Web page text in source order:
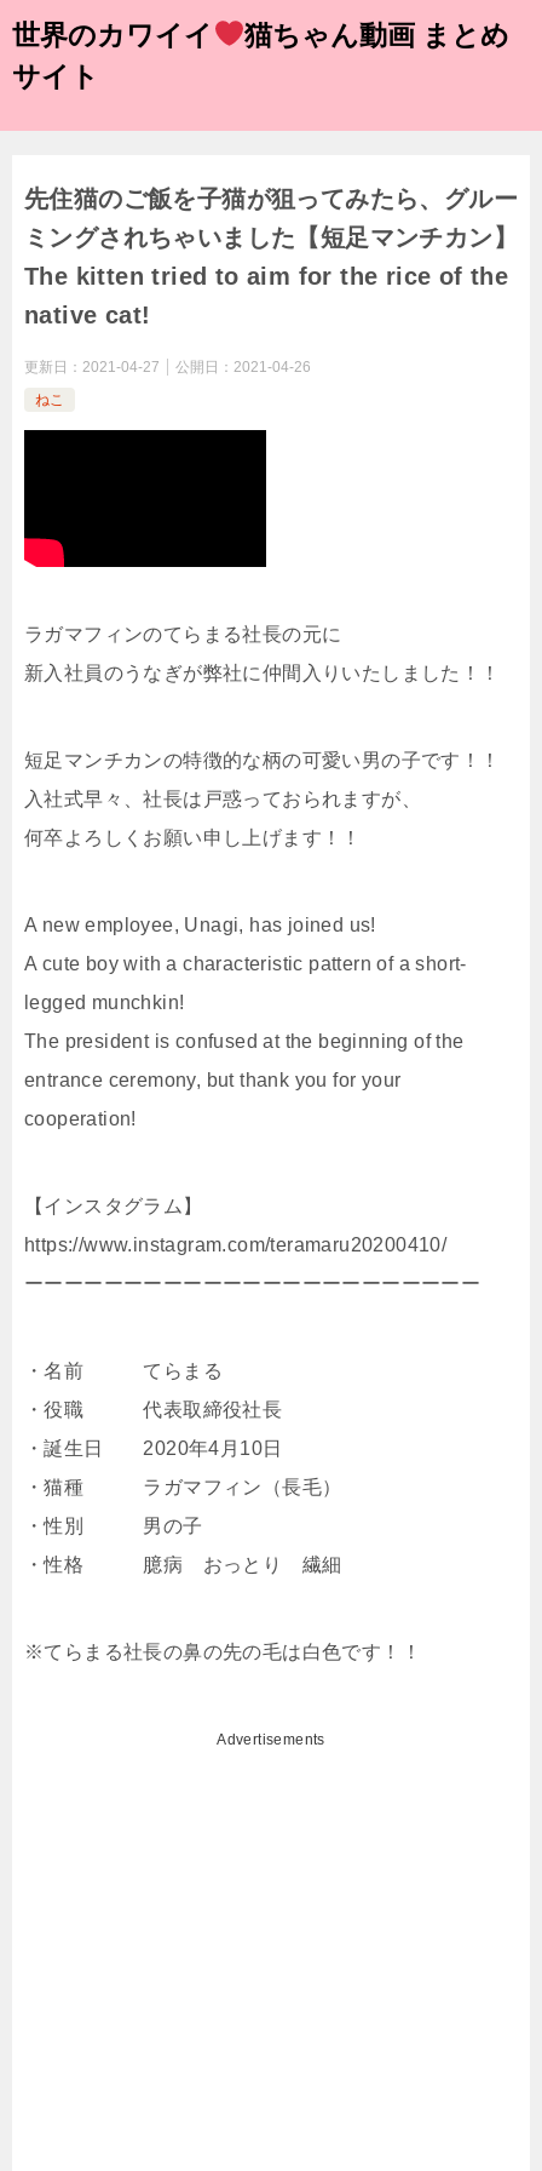
世界のカワイイ
猫ちゃん動画 まとめ
サイト
先住猫のご飯を子猫が狙ってみたら、グルー
ミングされちゃいました【短足マンチカン】
The kitten tried to aim for the rice of the
native cat!
更新日： 2021-04-27 公開日： 2021-04-26
ねこ
ラガマフィンのてらまる社長の元に
新入社員のうなぎが弊社に仲間入りいたしました！！
短足マンチカンの特徴的な柄の可愛い男の子です！！
入社式早々、社長は戸惑っておられますが、
何卒よろしくお願い申し上げます！！
A new employee, Unagi, has joined us!
A cute boy with a characteristic pattern of a short-
legged munchkin!
The president is confused at the beginning of the
entrance ceremony, but thank you for your
cooperation!
【インスタグラム】
https://www.instagram.com/teramaru20200410/
ーーーーーーーーーーーーーーーーーーーーーーー
・名前 てらまる
・役職 代表取締役社長
・誕生日 2020年4月10日
・猫種 ラガマフィン（長毛）
・性別 男の子
・性格 臆病 おっとり 繊細
※てらまる社長の鼻の先の毛は白色です！！
Advertisements